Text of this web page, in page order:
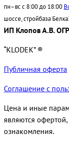
пн–вс с 8:00 до 18:00
шоссе, стройбаза
ИП Клопов А.В.
“KLODEK” ®
Публичная оферта
Соглашение с
Цена и иные
являются
ознакомления.